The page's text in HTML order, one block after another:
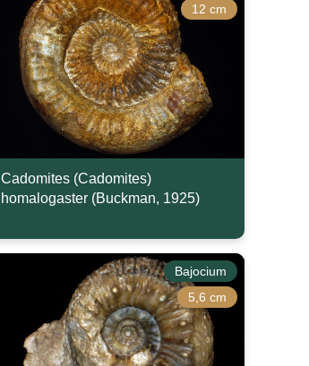
12 cm
Cadomites (Cadomites)
homalogaster (Buckman, 1925)
Bajocium
5,6 cm